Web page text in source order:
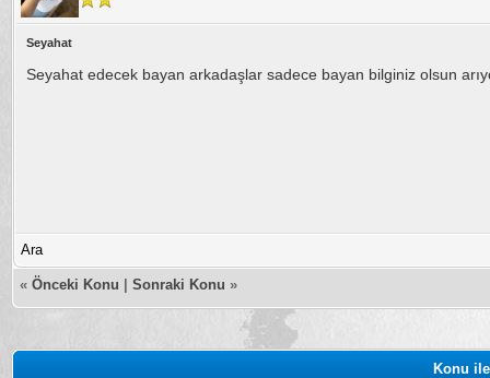
Seyahat
Seyahat edecek bayan arkadaşlar sadece bayan bilginiz olsun
Ara
« Önceki Konu Sonraki Konu »
Konu